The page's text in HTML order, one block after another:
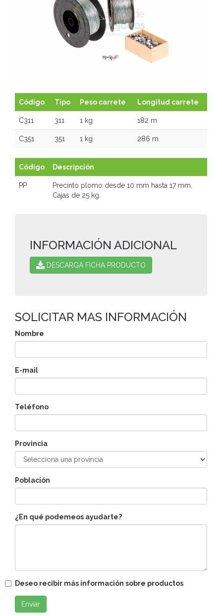
PRECINTOS DE PLOMO
Código Tipo Peso carrete Longitud carrete
C311 311 1 kg 182 m
C351 351 1 kg 286 m
Código Descripción
PP
Precinto plomo desde 10 mm hasta 17 mm.
Cajas de 25 kg.
INFORMACIÓN ADICIONAL
DESCARGA FICHA PRODUCTO
SOLICITAR MAS INFORMACIÓN
Nombre
E-mail
Teléfono
Provincia
Población
¿En qué podemeos ayudarte?
Deseo recibir más información sobre productos
Enviar